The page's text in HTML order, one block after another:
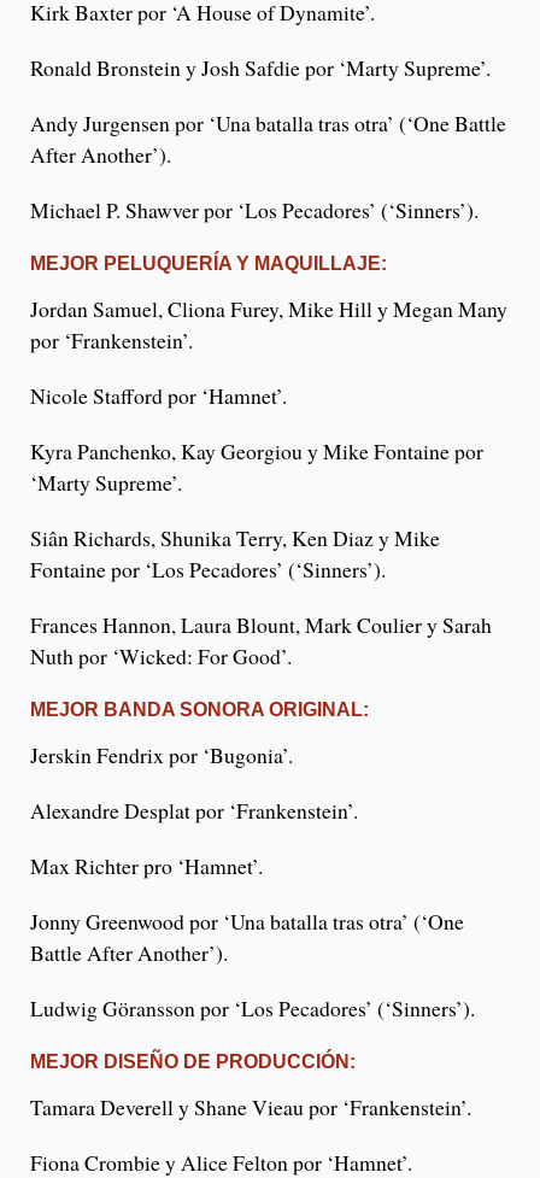
Kirk Baxter por ‘A House of Dynamite’.
Ronald Bronstein y Josh Safdie por ‘Marty Supreme’.
Andy Jurgensen por ‘Una batalla tras otra’ (‘One Battle
After Another’).
Michael P. Shawver por ‘Los Pecadores’ (‘Sinners’).
MEJOR PELUQUERÍA Y MAQUILLAJE:
Jordan Samuel, Cliona Furey, Mike Hill y Megan Many
por ‘Frankenstein’.
Nicole Stafford por ‘Hamnet’.
Kyra Panchenko, Kay Georgiou y Mike Fontaine por
‘Marty Supreme’.
Siân Richards, Shunika Terry, Ken Diaz y Mike
Fontaine por ‘Los Pecadores’ (‘Sinners’).
Frances Hannon, Laura Blount, Mark Coulier y Sarah
Nuth por ‘Wicked: For Good’.
MEJOR BANDA SONORA ORIGINAL:
Jerskin Fendrix por ‘Bugonia’.
Alexandre Desplat por ‘Frankenstein’.
Max Richter pro ‘Hamnet’.
Jonny Greenwood por ‘Una batalla tras otra’ (‘One
Battle After Another’).
Ludwig Göransson por ‘Los Pecadores’ (‘Sinners’).
MEJOR DISEÑO DE PRODUCCIÓN:
Tamara Deverell y Shane Vieau por ‘Frankenstein’.
Fiona Crombie y Alice Felton por ‘Hamnet’.